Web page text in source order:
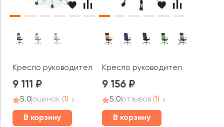
Кресло руководителя RV ЧЕЙР Поинт / Point (8325H)
9 111
5.0оценок (1)
В корзину
Кресло руководителя RV ЧЕЙР
9 156
5.0отзывов (1)
В корзину